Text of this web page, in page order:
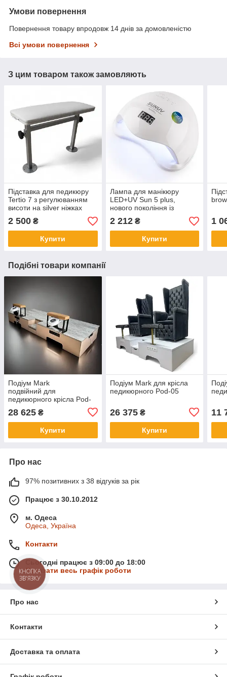
Умови повернення
Повернення товару впродовж 14 днів за домовленістю
Всі умови повернення
З цим товаром також замовляють
Підставка для педикюру
Tertio 7 з регулюванням
висоти на silver ніжках
2 500 ₴
Купити
Лампа для манікюру
LED+UV Sun 5 plus,
нового покоління із
кварцовими діодами, 48 вт
(оригінал)
2 212₴
Купити
1
Подібні товари компанії
Подіум Mark
подвійний для
педикюрного крісла Pod-
28 625 ₴
Купити
Подіум Mark для крісла
педикюрного Pod-05
26 375₴
Купити
11
Про нас
97% позитивних з 38 відгуків за рік
Працює з 30.10.2012
м. Одеса
Одеса, Україна
Контакти
Сьогодні працює з 09:00 до 18:00
Показати весь графік роботи
Про нас
Контакти
Доставка та оплата
КНОПКА
ЗВ'ЯЗКУ